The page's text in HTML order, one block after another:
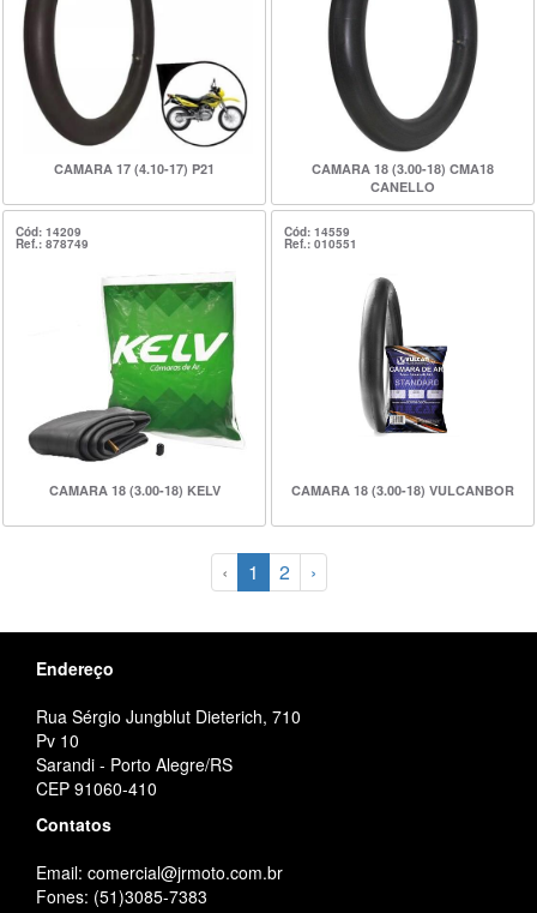
CAMARA 17 (4.10-17) P21
CAMARA 18 (3.00-18) CMA18
CANELLO
Cód: 14209
Ref.: 878749
CAMARA 18 (3.00-18) KELV
Cód: 14559
Ref.: 010551
CAMARA 18 (3.00-18) VULCANBOR
‹ 1 2 ›
Endereço
Rua Sérgio Jungblut Dieterich, 710
Pv 10
Sarandi - Porto Alegre/RS
CEP 91060-410
Contatos
Email: comercial@jrmoto.com.br
Fones: (51)3085-7383